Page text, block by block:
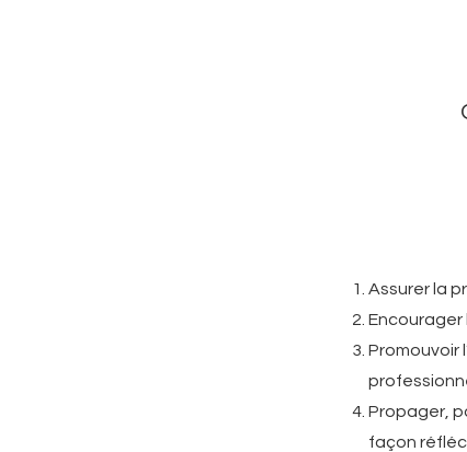
Assurer la
Encourager
Promouvoir
Propager,
façon